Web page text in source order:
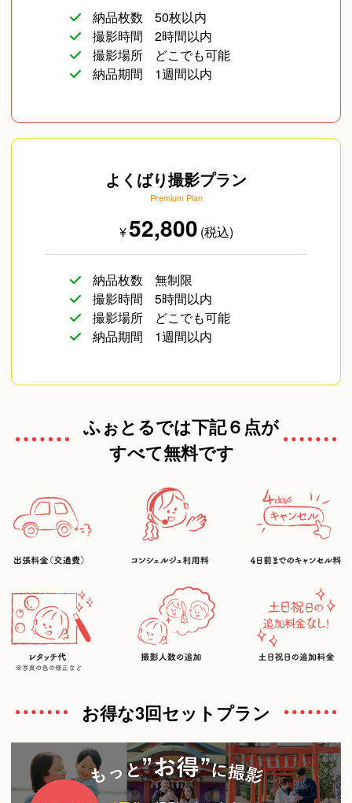
物撮り(小物/食べ物/
ファッション)
納品枚数
50枚以内
撮影時間
2時間以内
撮影場所
どこでも可能
納品期間
1週間以内
よくばり撮影プラン
Premium Plan
¥52,800 (税込)
納品枚数
無制限
撮影時間
5時間以内
撮影場所
どこでも可能
納品期間
1週間以内
ふぉとるでは下記６点が
すべて無料です
お得な3回セットプラン